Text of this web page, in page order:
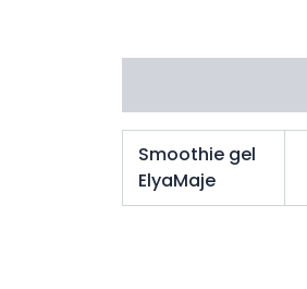
Smoothie gel
ElyaMaje